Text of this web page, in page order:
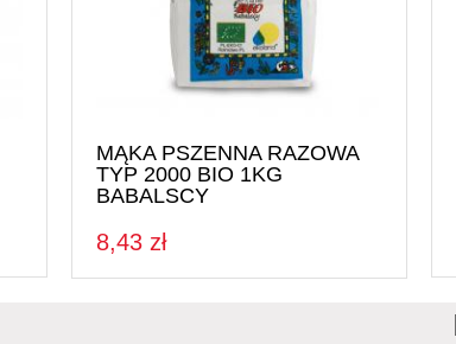
MĄKA PSZENNA RAZOWA
TYP 2000 BIO 1KG
BABALSCY
8,43 zł